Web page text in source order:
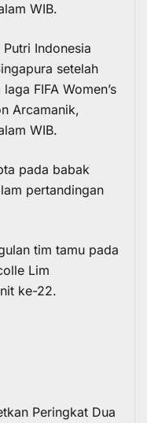
WIB.
Putri Indonesia
setelah
FIFA Women’s
Arcamanik,
WIB.
pada babak
pertandingan
tim tamu pada
Lim
ke-22.
Peringkat Dua